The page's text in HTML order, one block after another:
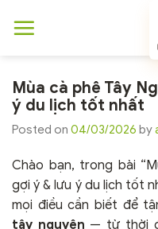
đến
Mùa cà phê Tây
ý du lịch tốt nhất
Posted on 04/03/2026 by
Chào bạn, trong bài
gợi ý & lưu ý du lịch tốt
mọi điều cần biết để
tây nguyên — từ thời